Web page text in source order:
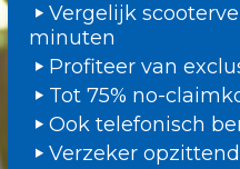
Vergelijk
minuten
Profiteer van
Tot 75% no-
Ook telefonisch
Verzeker